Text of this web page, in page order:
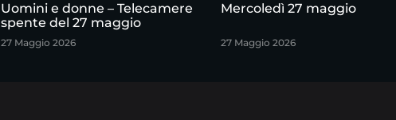
Uomini e donne – Telecamere
spente del 27 maggio
27 Maggio 2026
Mercoledì 27 maggio
27 Maggio 2026